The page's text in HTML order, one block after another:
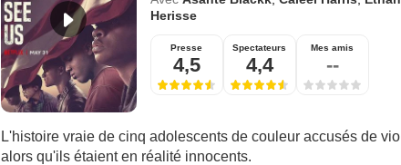
Herisse
Presse
4,5
Spectateurs
4,4
Mes amis
--
L'histoire vraie de cinq adolescents de couleur accusés de viol
alors qu'ils étaient en réalité innocents.